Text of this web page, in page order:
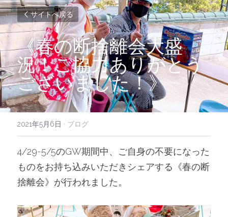
サイトへ戻る
《春の断捨離会大盛
況！ご協力ありがとう
ございました！》
2021年5月6日 · ブログ
4/29-5/5のGW期間中、ご自身の不要になった
ものをお持ち込みいただきシェアする《春の断
捨離会》が行われました。